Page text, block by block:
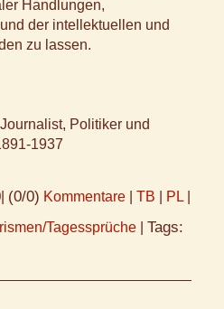
Handlungen,
der intellektuellen und
zu lassen.
Politiker und
1937
(0/0) Kommentare TB PL
Tagessprüche Tags: